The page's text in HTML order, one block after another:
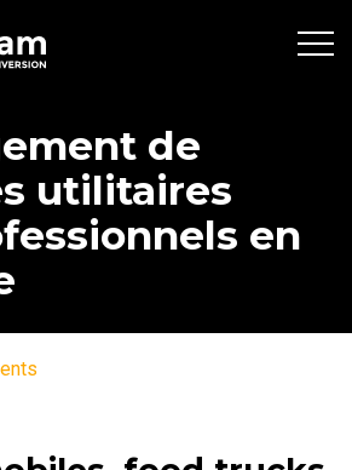
de
utilitaires
en